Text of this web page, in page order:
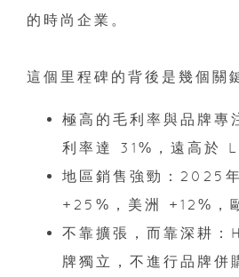
的時尚企業。
這個里程碑的背後是幾個關
極高的毛利率與品牌
利率達 31%，遠高於
地區銷售強勁：2025
+25%，美洲 +12%，
不靠擴張，而靠深耕
牌獨立，不進行品牌併